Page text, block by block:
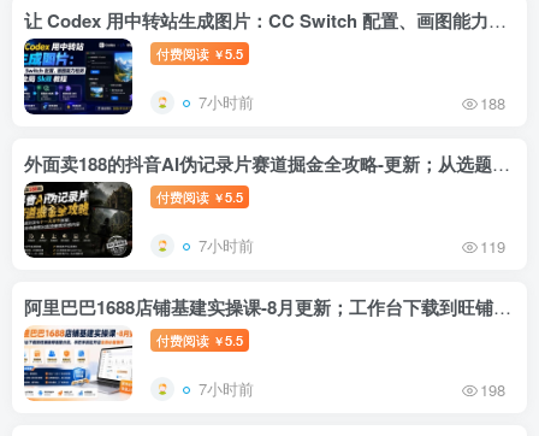
让 Codex 用中转站生成图片：CC Switch 配置、画图能力检测与全局 Skill 教程
付费阅读 ￥5.5
7小时前 188
外面卖188的抖音AI伪记录片赛道掘金全攻略-更新；从选题到发布十一大环节拆解，零基础也能做出高流量真实感内容
付费阅读 ￥5.5
7小时前 119
阿里巴巴1688店铺基建实操课-8月更新；工作台下载到旺铺装修客服分流，手把手搞定开店全部必备操作
付费阅读 ￥5.5
7小时前 198